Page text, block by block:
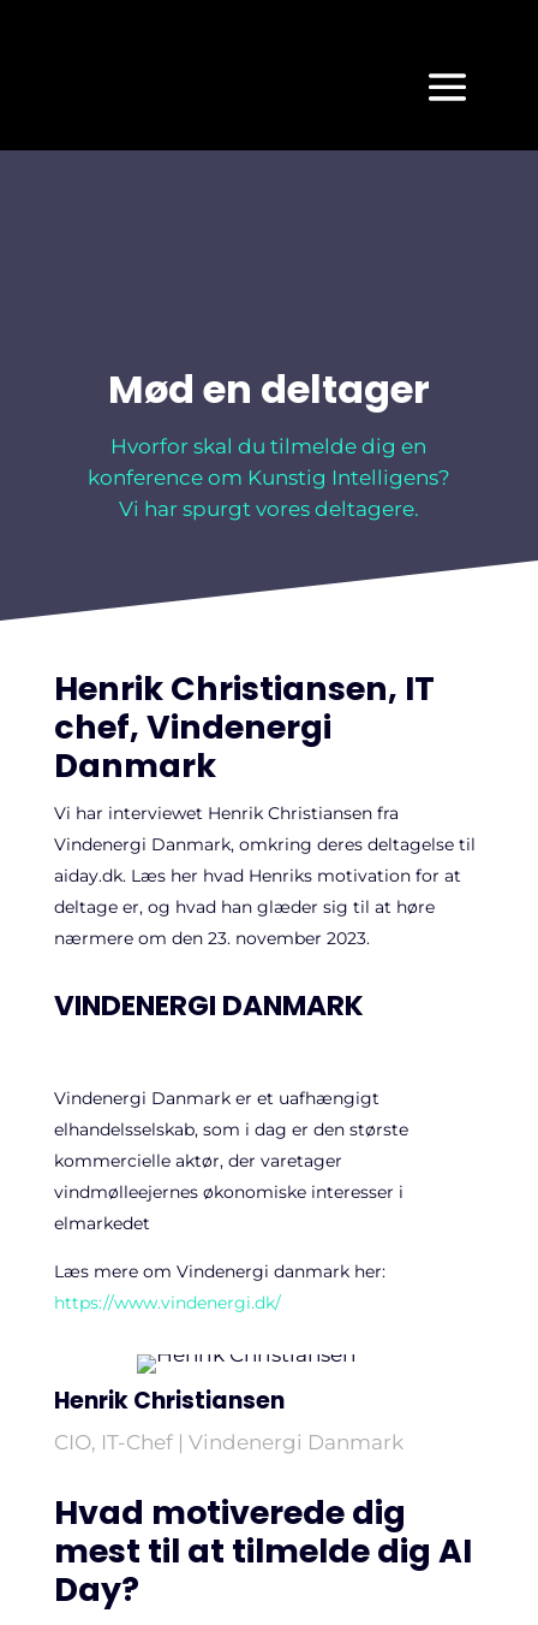
Mød en deltager
Hvorfor skal du tilmelde dig en
konference om Kunstig Intelligens?
Vi har spurgt vores deltagere.
Henrik Christiansen, IT
chef, Vindenergi
Danmark
Vi har interviewet Henrik Christiansen fra
Vindenergi Danmark, omkring deres deltagelse til
aiday.dk. Læs her hvad Henriks motivation for at
deltage er, og hvad han glæder sig til at høre
nærmere om den 23. november 2023.
VINDENERGI DANMARK
Vindenergi Danmark er et uafhængigt
elhandelsselskab, som i dag er den største
kommercielle aktør, der varetager
vindmølleejernes økonomiske interesser i
elmarkedet
Læs mere om Vindenergi danmark her:
https://www.vindenergi.dk/
Henrik Christiansen
CIO, IT-Chef | Vindenergi Danmark
Hvad motiverede dig
mest til at tilmelde dig AI
Day?